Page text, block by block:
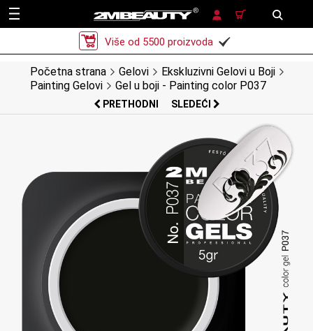
TRAŽENJE
Više od 5500 proizvoda 
Početna strana Gelovi
Ekskluzivni Gelovi u Boji
Painting Gelovi
Gel u boji - Painting color P037
PRETHODNI SLEDEĆI